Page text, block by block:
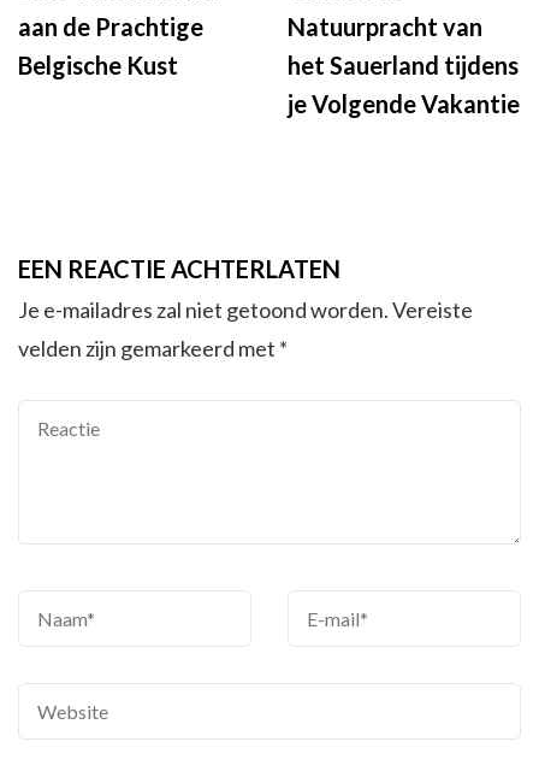
aan de Prachtige
Belgische Kust
Natuurpracht van
het Sauerland tijdens
je Volgende Vakantie
EEN REACTIE ACHTERLATEN
Je e-mailadres zal niet getoond worden.Vereiste
velden zijn gemarkeerd met *